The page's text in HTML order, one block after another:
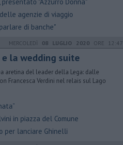
agenzie di viaggio
di banche"
MERCOLEDÌ 08 LUGLIO 2020 ORE 12:47
la wedding suite
aretina del leader della Lega: dalle
Francesca Verdini nel relais sul Lago
in piazza del Comune
per lanciare Ghinelli